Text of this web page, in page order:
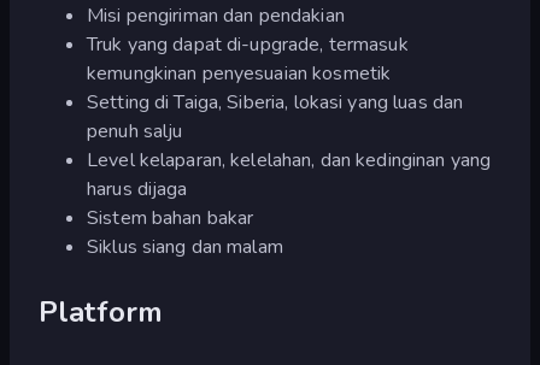
Misi pengiriman dan pendakian
Truk yang dapat di-upgrade, termasuk
kemungkinan penyesuaian kosmetik
Setting di Taiga, Siberia, lokasi yang luas dan
penuh salju
Level kelaparan, kelelahan, dan kedinginan yang
harus dijaga
Sistem bahan bakar
Siklus siang dan malam
Platform